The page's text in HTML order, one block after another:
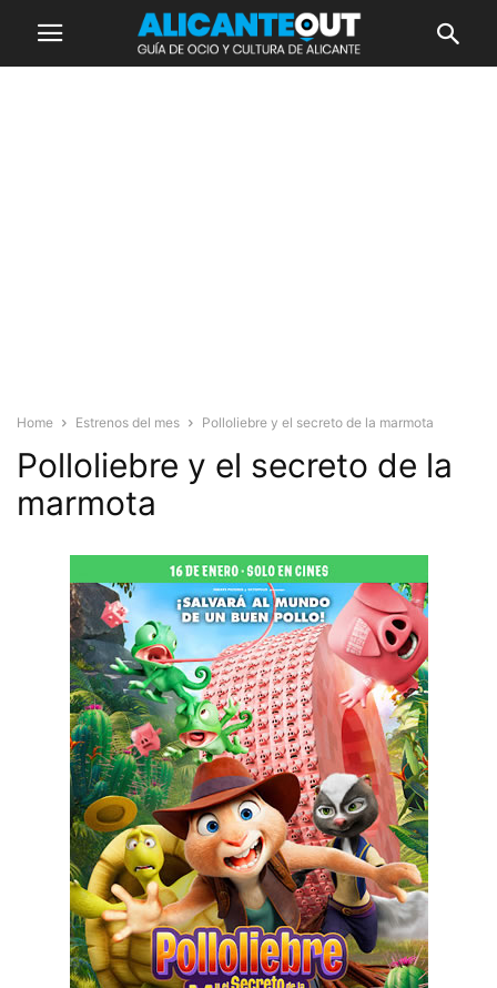
Home Estrenos del mes Polloliebre y el secreto de la marmota
Polloliebre y el secreto de la
marmota